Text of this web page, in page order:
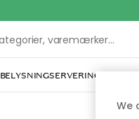
BELYSNINGSERVERING
We